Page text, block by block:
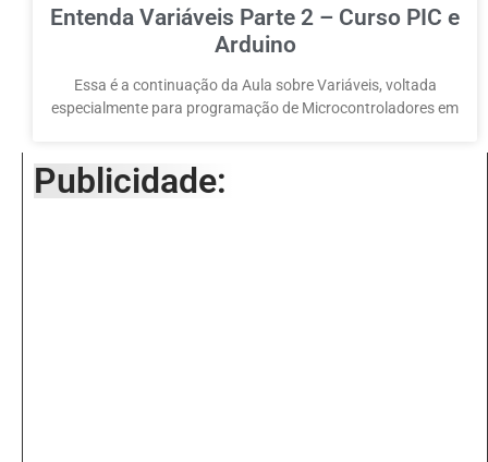
Entenda Variáveis Parte 2 – Curso PIC e
Arduino
Essa é a continuação da Aula sobre Variáveis, voltada
especialmente para programação de Microcontroladores em
Publicidade: